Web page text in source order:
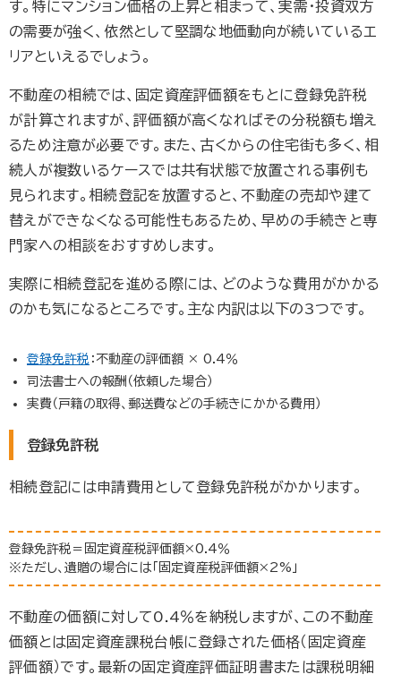
す。特にマンション価格の上昇と相まって、実需・投資双方
の需要が強く、依然として堅調な地価動向が続いているエ
リアといえるでしょう。
不動産の相続では、固定資産評価額をもとに登録免許税
が計算されますが、評価額が高くなればその分税額も増え
るため注意が必要です。また、古くからの住宅街も多く、相
続人が複数いるケースでは共有状態で放置される事例も
見られます。相続登記を放置すると、不動産の売却や建て
替えができなくなる可能性もあるため、早めの手続きと専
門家への相談をおすすめします。
実際に相続登記を進める際には、どのような費用がかかる
のかも気になるところです。主な内訳は以下の3つです。
登録免許税 ：不動産の評価額 × 0.4％
司法書士への報酬（依頼した場合）
実費（戸籍の取得、郵送費などの手続きにかかる費用）
登録免許税
相続登記には申請費用として登録免許税がかかります。
登録免許税＝固定資産税評価額×0.4％
※ただし、遺贈の場合には「固定資産税評価額×2%」
不動産の価額に対して0.4％を納税しますが、この不動産
価額とは固定資産課税台帳に登録された価格（固定資産
評価額）です。最新の固定資産評価証明書または課税明細